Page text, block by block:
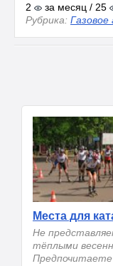
2 за месяц / 25
Рубрика: Газовое
Места для
Не
тёплыми